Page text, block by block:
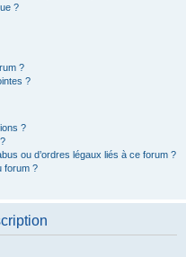
?
?
?
?
ou d’ordres légaux liés à ce forum ?
forum ?